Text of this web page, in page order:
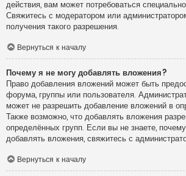
действия, вам может потребоваться
Свяжитесь с модератором или
получения такого разрешения.
Вернуться к началу
Почему я не могу добавлять вложения?
Право добавления вложений может быть
форума, группы или пользователя.
может не разрешить добавление вложений в
Также возможно, что добавлять вложения
определённых групп. Если вы не знаете,
добавлять вложения, свяжитесь с
Вернуться к началу